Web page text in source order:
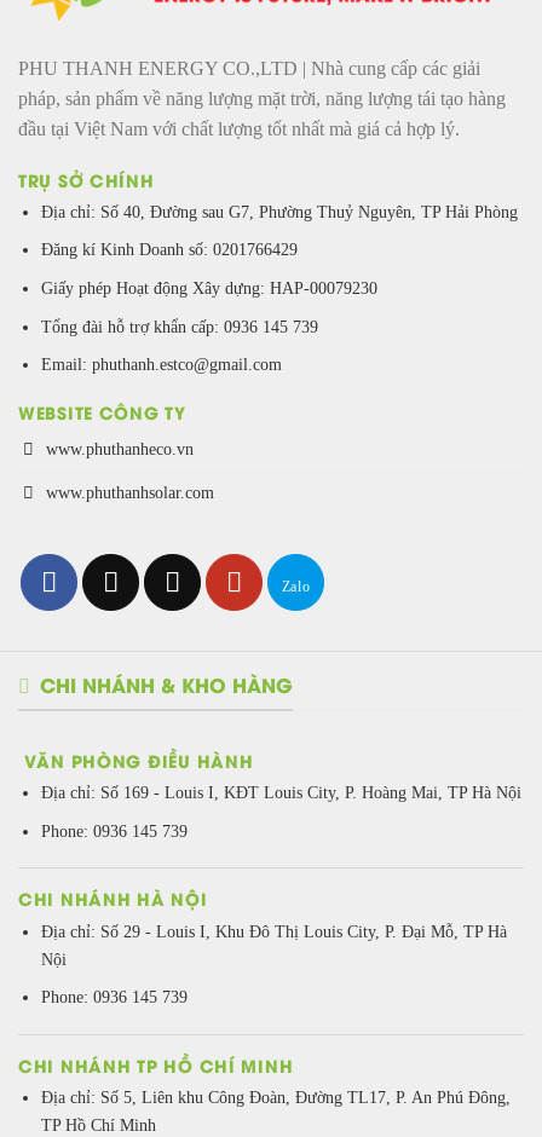
PHU THANH ENERGY CO.,LTD | Nhà cung cấp các giải
pháp, sản phẩm về năng lượng mặt trời, năng lượng tái tạo hàng
đầu tại Việt Nam với chất lượng tốt nhất mà giá cả hợp lý.
TRỤ SỞ CHÍNH
Địa chỉ: Số 40, Đường sau G7, Phường Thuỷ Nguyên, TP Hải Phòng
Đăng kí Kinh Doanh số: 0201766429
Giấy phép Hoạt động Xây dựng: HAP-00079230
Tổng đài hỗ trợ khẩn cấp: 0936 145 739
Email: phuthanh.estco@gmail.com
WEBSITE CÔNG TY
www.phuthanheco.vn
www.phuthanhsolar.com
CHI NHÁNH & KHO HÀNG
VĂN PHÒNG ĐIỀU HÀNH
Địa chỉ: Số 169 - Louis I, KĐT Louis City, P. Hoàng Mai, TP Hà Nội
Phone: 0936 145 739
CHI NHÁNH HÀ NỘI
Địa chỉ: Số 29 - Louis I, Khu Đô Thị Louis City, P. Đại Mỗ, TP Hà
Nội
Phone: 0936 145 739
CHI NHÁNH TP HỒ CHÍ MINH
Địa chỉ: Số 5, Liên khu Công Đoàn, Đường TL17, P. An Phú Đông,
TP Hồ Chí Minh